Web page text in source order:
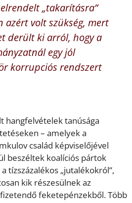
„takarításra”
azért volt szükség, mert
derült ki arról, hogy a
egy jól
korrupciós rendszert
hangfelvételek tanúsága
– amelyek a
család képviselőjével
beszéltek koalíciós pártok
tízszázalékos „jutalékokról”,
kik részesülnek az
feketepénzekből. Több